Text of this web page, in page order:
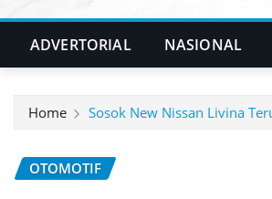
ADVERTORIAL NASIONAL
Home Sosok New Nissan Livina
OTOMOTIF